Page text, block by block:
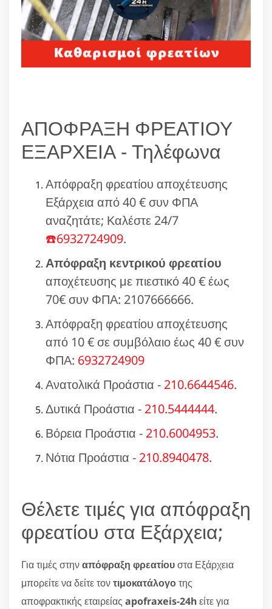
ΑΠΟΦΡΑΞΗ ΦΡΕΑΤΙΟΥ
ΕΞΑΡΧΕΙΑ - Τηλέφωνα
Απόφραξη φρεατίου αποχέτευσης
Εξάρχεια από 40 € συν ΦΠΑ
αναζητάτε; Καλέστε 24/7
☎️6932724909.
Απόφραξη κεντρικού φρεατίου
αποχέτευσης με πιεστικό 40 € έως
70€ συν ΦΠΑ: 2107666666.
Απόφραξη φρεατίου αποχέτευσης
από 10 € σε συμβόλαιο έως 40 € συν
ΦΠΑ: 6932724909
Ανατολικά Προάστια - 210.6644546.
Δυτικά Προάστια - 210.5444444.
Βόρεια Προάστια - 210.6004953.
Νότια Προάστια - 210.8940478.
Θέλετε τιμές για απόφραξη
φρεατίου στα Εξάρχεια;
Για τιμές στηναπόφραξη φρεατίουστα Εξάρχεια
μπορείτε να δείτε τοντιμοκατάλογοτης
αποφρακτικής εταιρείας apofraxeis-24hείτε για